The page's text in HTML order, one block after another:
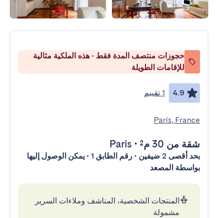
حجوزات منتصف المدة فقط - هذه الملكية مثالية
للإقامات الطويلة
4.9 1 تقييم
Paris, France
شقة من 30 م² •
Paris
بحد أقصى 2 ضيفين • رقم الطابق 1 • يمكن الوصول إليها
بواسطة المصعد
المنتجات الشخصية، المناشف وملاءات السرير
مشمولة